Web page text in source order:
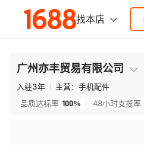
广州亦丰贸易有限公司
入驻3年 主营： 手机配件
品质达标率 100% 48小时支揽率